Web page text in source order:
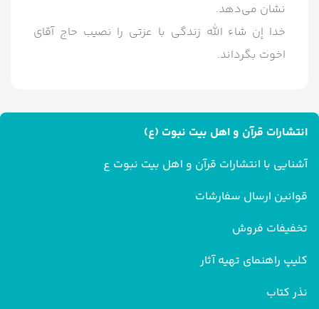
نشان می‌دهد.
خدا إن شاء الله زندگی با عزتی را نصیب حاج آقای
اخوت بگرداند.
انتشارات قرآن و اهل بیت نبوت (ع)
آشنایی با انتشارات قرآن و اهل بیت نبوت ع
قوانین ارسال سفارشات
تخفیفات فروش
کلیپ راهنمای تهیه آثار
نذر کتاب